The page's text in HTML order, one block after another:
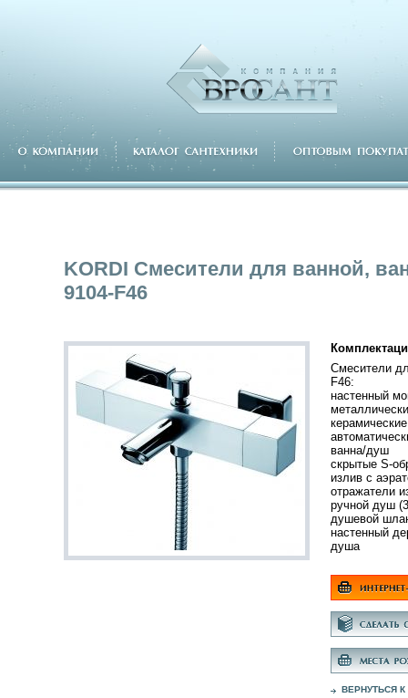
KORDI Смесители для ванной,
9104-F46
Смесители
F46:
настенный
ванна/душ
скрытые S-
излив с
отражатели
ручной душ
душевой
настенный
душа
ВЕРНУТЬСЯ К